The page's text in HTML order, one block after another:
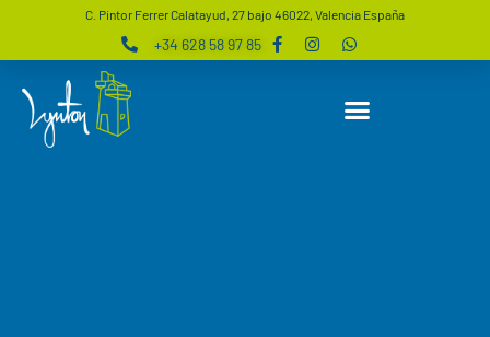
C. Pintor Ferrer Calatayud, 27 bajo 46022, Valencia España
+34 628 58 97 85